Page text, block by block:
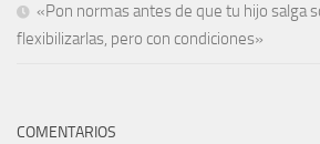
«Pon normas antes de que tu hijo salga
flexibilizarlas, pero con condiciones»
COMENTARIOS